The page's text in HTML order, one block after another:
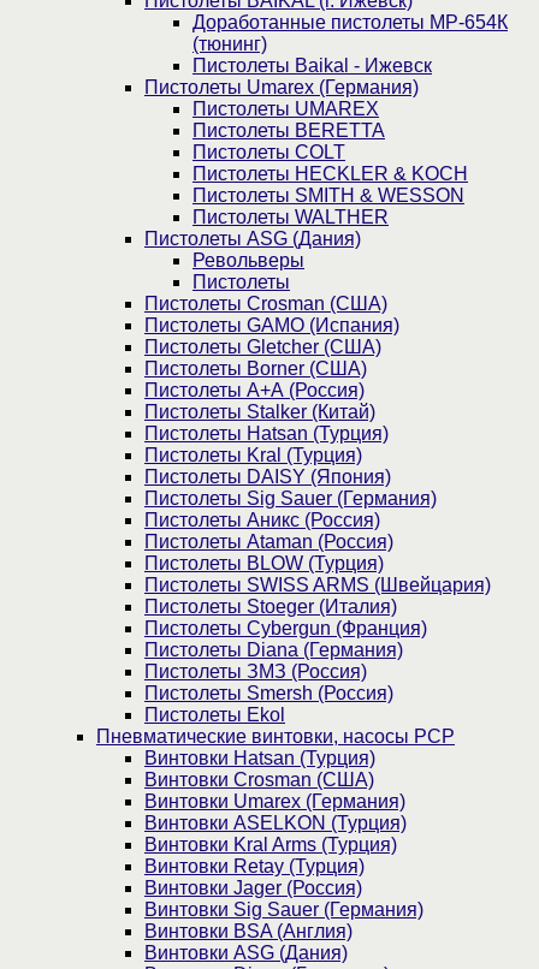
Доработанные пистолеты МР-654К
(тюнинг)
Пистолеты Baikal - Ижевск
Пистолеты Umarex (Германия)
Пистолеты UMAREX
Пистолеты BERETTA
Пистолеты COLT
Пистолеты HECKLER & KOCH
Пистолеты SMITH & WESSON
Пистолеты WALTHER
Пистолеты ASG (Дания)
Револьверы
Пистолеты
Пистолеты Crosman (США)
Пистолеты GAMO (Испания)
Пистолеты Gletcher (США)
Пистолеты Borner (США)
Пистолеты А+А (Россия)
Пистолеты Stalker (Китай)
Пистолеты Hatsan (Турция)
Пистолеты Kral (Турция)
Пистолеты DAISY (Япония)
Пистолеты Sig Sauer (Германия)
Пистолеты Аникс (Россия)
Пистолеты Ataman (Россия)
Пистолеты BLOW (Турция)
Пистолеты SWISS ARMS (Швейцария)
Пистолеты Stoeger (Италия)
Пистолеты Cybergun (Франция)
Пистолеты Diana (Германия)
Пистолеты ЗМЗ (Россия)
Пистолеты Smersh (Россия)
Пистолеты Ekol
Пневматические винтовки, насосы PCP
Винтовки Hatsan (Турция)
Винтовки Crosman (США)
Винтовки Umarex (Германия)
Винтовки ASELKON (Турция)
Винтовки Kral Arms (Турция)
Винтовки Retay (Турция)
Винтовки Jager (Россия)
Винтовки Sig Sauer (Германия)
Винтовки BSA (Англия)
Винтовки ASG (Дания)